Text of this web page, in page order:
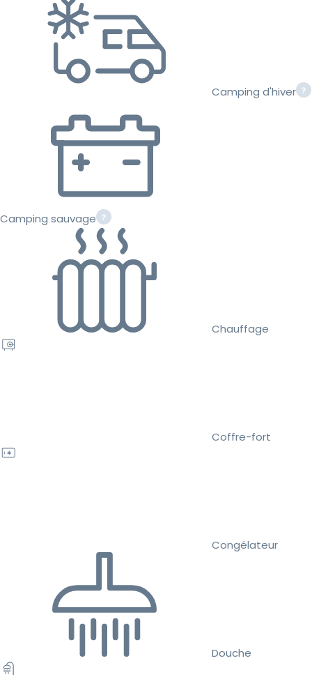
Camping d'hiver
Camping sauvage
Chauffage
Coffre-fort
Congélateur
Douche